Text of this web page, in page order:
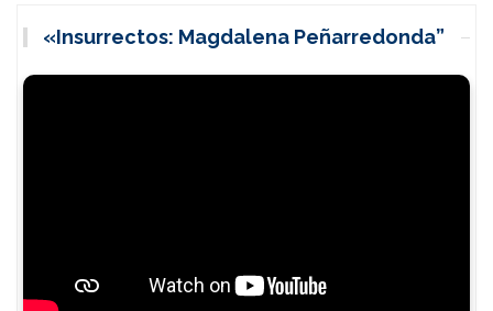
«Insurrectos: Magdalena Peñarredonda”